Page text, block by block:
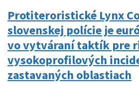
Protiteroristické Lynx
slovenskej polície je
vo vytváraní taktík pre
vysokoprofilových
zastavaných oblastiach